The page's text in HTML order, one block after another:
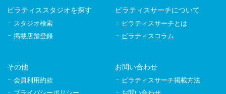
ピラティススタジオを探す
スタジオ検索
掲載店舗登録
ピラティスサーチについて
ピラティスサーチとは
ピラティスコラム
その他
会員利用約款
お問い合わせ
ピラティスサーチ掲載方法